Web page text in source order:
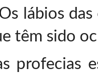
lábios
têm sido
profecias